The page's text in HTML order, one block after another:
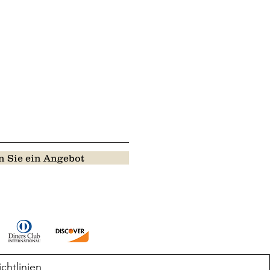
Sie ein Angebot